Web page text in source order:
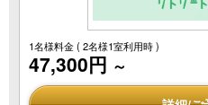
1名様料金( 2名様1室利用時 )
47,300円 ～